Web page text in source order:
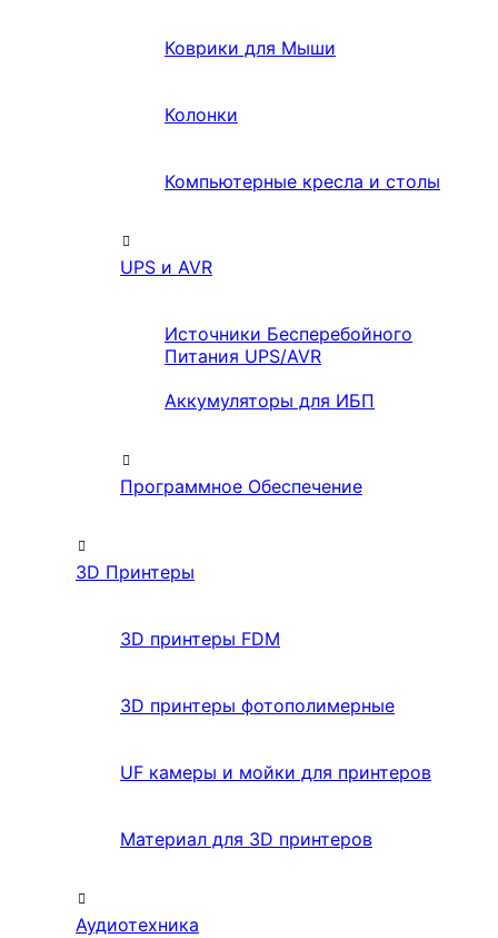
Коврики для Мыши
Колонки
Компьютерные кресла и столы
UPS и AVR
Источники Бесперебойного
Питания UPS/AVR
Аккумуляторы для ИБП
Программное Обеспечение
3D Принтеры
3D принтеры FDM
3D принтеры фотополимерные
UF камеры и мойки для принтеров
Материал для 3D принтеров
Аудиотехника